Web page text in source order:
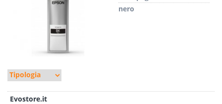
nero
Evostore.it